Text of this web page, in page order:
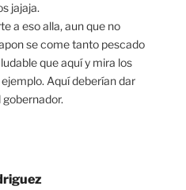
jajaja.
a eso alla, aun que no
se come tanto pescado
que aquí y mira los
Aquí deberían dar